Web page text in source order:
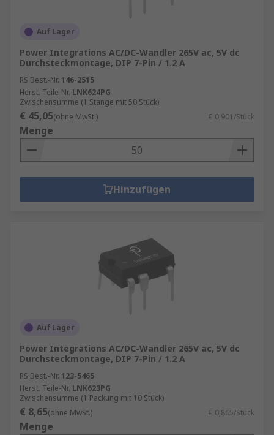
Auf Lager
Power Integrations AC/DC-Wandler 265V ac, 5V dc
Durchsteckmontage, DIP 7-Pin / 1.2 A
RS Best.-Nr. 146-2515
Herst. Teile-Nr. LNK624PG
Zwischensumme (1 Stange mit 50 Stück)
€ 45,05(ohne MwSt.) € 0,901/Stück
Menge
Hinzufügen
Auf Lager
Power Integrations AC/DC-Wandler 265V ac, 5V dc
Durchsteckmontage, DIP 7-Pin / 1.2 A
RS Best.-Nr. 123-5465
Herst. Teile-Nr. LNK623PG
Zwischensumme (1 Packung mit 10 Stück)
€ 8,65(ohne MwSt.) € 0,865/Stück
Menge